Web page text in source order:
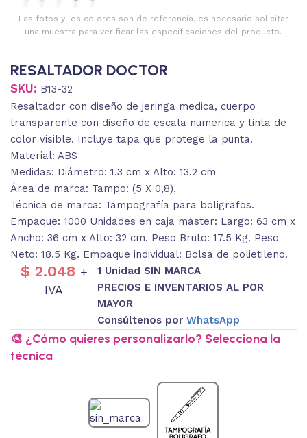
Las fotos y los colores son de referencia, es necesario solicitar
una muestra para verificar las especificaciones del producto.
RESALTADOR DOCTOR
SKU: B13-32
Resaltador con diseño de jeringa medica, cuerpo
transparente con diseño de escala numerica y tinta de
color visible. Incluye tapa que protege la punta.
Material: ABS
Medidas: Diámetro: 1.3 cm x Alto: 13.2 cm
Área de marca: Tampo: (5 X 0,8).
Técnica de marca: Tampografía para boligrafos.
Empaque: 1000 Unidades en caja máster: Largo: 63 cm x
Ancho: 36 cm x Alto: 32 cm. Peso Bruto: 17.5 Kg. Peso
Neto: 18.5 Kg. Empaque individual: Bolsa de polietileno.
$ 2.048 +
IVA
1 Unidad SIN MARCA
PRECIOS E INVENTARIOS AL POR
MAYOR
Consúltenos porWhatsApp
🎨 ¿Cómo quieres personalizarlo? Selecciona la
técnica